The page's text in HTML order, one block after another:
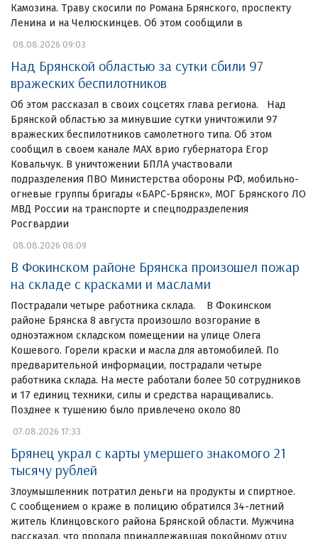
Камозина. Траву скосили по Романа Брянского, проспекту
Ленина и на Челюскинцев. Об этом сообщили в
08.08.2026 09:03
Над Брянской областью за сутки сбили 97
вражеских беспилотников
Об этом рассказал в своих соцсетях глава региона. Над
Брянской областью за минувшие сутки уничтожили 97
вражеских беспилотников самолетного типа. Об этом
сообщил в своем канале МАХ врио губернатора Егор
Ковальчук. В уничтожении БПЛА участвовали
подразделения ПВО Министерства обороны РФ, мобильно-
огневые группы бригады «БАРС-Брянск», МОГ Брянского ЛО
МВД России на транспорте и спецподразделения
Росгвардии
08.08.2026 08:09
В Фокинском районе Брянска произошел пожар
на складе с красками и маслами
Пострадали четыре работника склада. В Фокинском
районе Брянска 8 августа произошло возгорание в
одноэтажном складском помещении на улице Олега
Кошевого. Горели краски и масла для автомобилей. По
предварительной информации, пострадали четыре
работника склада. На месте работали более 50 сотрудников
и 17 единиц техники, силы и средства наращивались.
Позднее к тушению было привлечено около 80
07.08.2026 17:33
Брянец украл с карты умершего знакомого 21
тысячу рублей
Злоумышленник потратил деньги на продукты и спиртное.
С сообщением о краже в полицию обратился 34-летний
житель Клинцовского района Брянской области. Мужчина
рассказал, что пропала принадлежавшая покойному отцу